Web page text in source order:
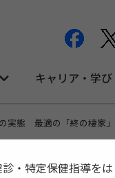
キャリア・学び
実態 最適の「終の棲家
・特定保健指導を